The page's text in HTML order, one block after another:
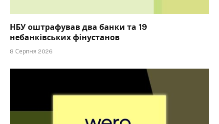
НБУ оштрафував два банки та 19
небанківських фінустанов
8 Серпня 2026